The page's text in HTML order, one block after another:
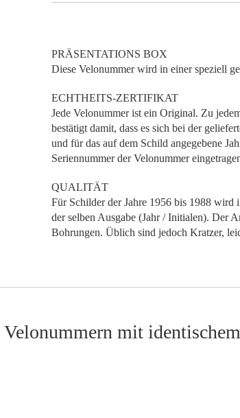
PRÄSENTATIONS BOX
Diese Velonummer wird in einer speziell
ECHTHEITS-ZERTIFIKAT
Jede Velonummer ist ein Original. Zu
bestätigt damit, dass es sich bei der
und für das auf dem Schild angegebene
Seriennummer der Velonummer
QUALITÄT
Für Schilder der Jahre 1956 bis 1988
der selben Ausgabe (Jahr / Initialen). Der
Bohrungen. Üblich sind jedoch Kratzer,
Velonummern mit